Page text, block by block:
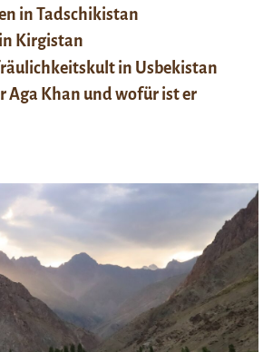
in Tadschikistan
Kirgistan
in Usbekistan
Aga Khan und wofür ist er